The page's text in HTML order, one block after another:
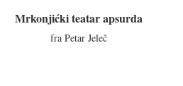
Mrkonjićki teatar apsurda
fra Petar Jeleč